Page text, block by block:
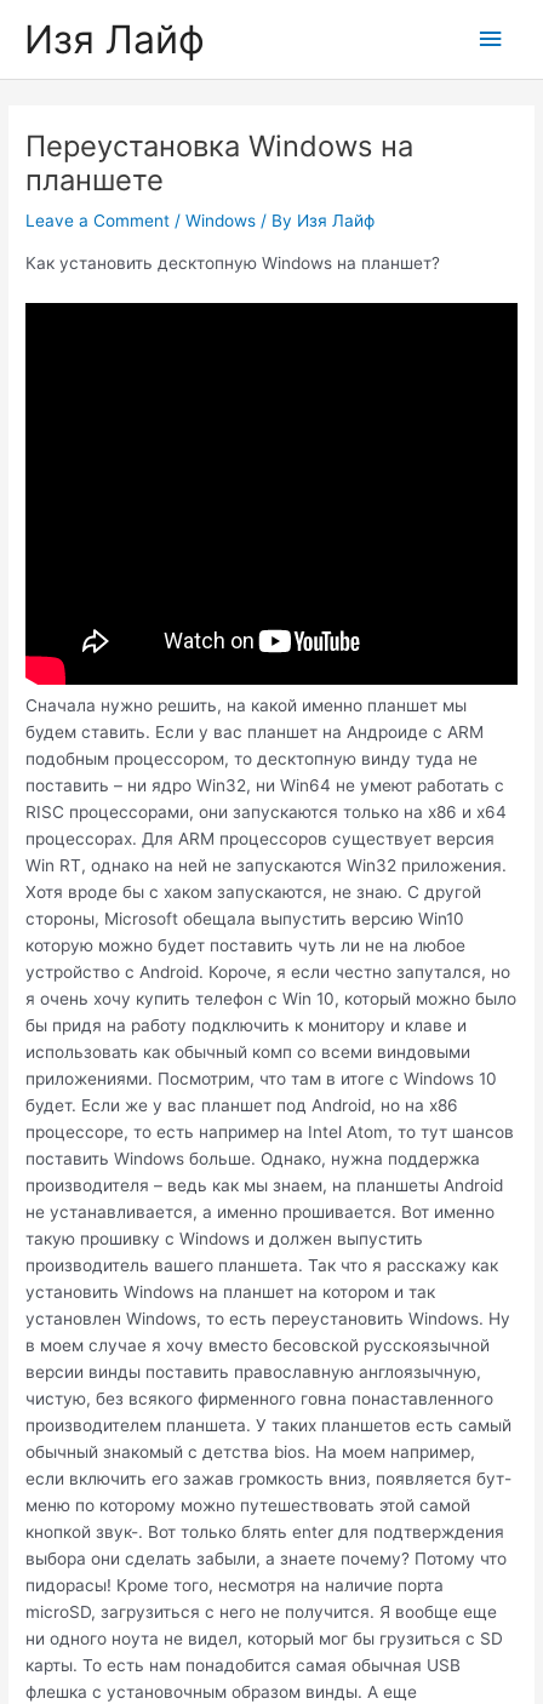
Изя Лайф
Main
Переустановка Windows на
планшете
Leave a Comment /Windows / By Изя Лайф
Как установить десктопную Windows на планшет?
Сначала нужно решить, на какой именно планшет мы
будем ставить. Если у вас планшет на Андроиде с ARM
подобным процессором, то десктопную винду туда не
поставить – ни ядро Win32, ни Win64 не умеют работать с
RISC процессорами, они запускаются только на x86 и x64
процессорах. Для ARM процессоров существует версия
Win RT, однако на ней не запускаются Win32 приложения.
Хотя вроде бы с хаком запускаются, не знаю. С другой
стороны, Microsoft обещала выпустить версию Win10
которую можно будет поставить чуть ли не на любое
устройство с Android. Короче, я если честно запутался, но
я очень хочу купить телефон с Win 10, который можно было
бы придя на работу подключить к монитору и клаве и
использовать как обычный комп со всеми виндовыми
приложениями. Посмотрим, что там в итоге с Windows 10
будет. Если же у вас планшет под Android, но на x86
процессоре, то есть например на Intel Atom, то тут шансов
поставить Windows больше. Однако, нужна поддержка
производителя – ведь как мы знаем, на планшеты Android
не устанавливается, а именно прошивается. Вот именно
такую прошивку с Windows и должен выпустить
производитель вашего планшета. Так что я расскажу как
установить Windows на планшет на котором и так
установлен Windows, то есть переустановить Windows. Ну
в моем случае я хочу вместо бесовской русскоязычной
версии винды поставить православную англоязычную,
чистую, без всякого фирменного говна понаставленного
производителем планшета. У таких планшетов есть самый
обычный знакомый с детства bios. На моем например,
если включить его зажав громкость вниз, появляется бут-
меню по которому можно путешествовать этой самой
кнопкой звук-. Вот только блять enter для подтверждения
выбора они сделать забыли, а знаете почему? Потому что
пидорасы! Кроме того, несмотря на наличие порта
microSD, загрузиться с него не получится. Я вообще еще
ни одного ноута не видел, который мог бы грузиться с SD
карты. То есть нам понадобится самая обычная USB
флешка с установочным образом винды. А еще